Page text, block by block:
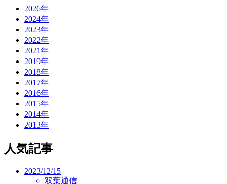
2026年
2024年
2023年
2022年
2021年
2019年
2018年
2017年
2016年
2015年
2014年
2013年
人気記事
2023/12/15
双葉通信